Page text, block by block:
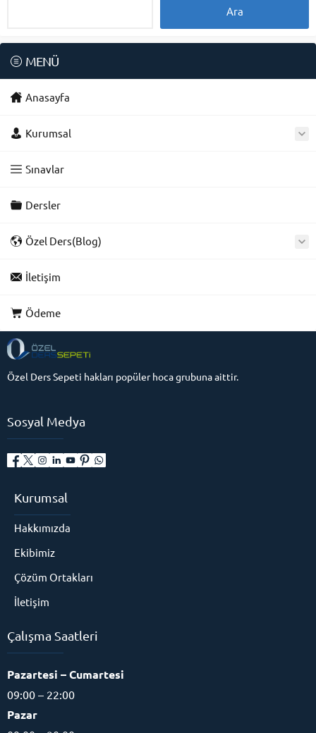
MENÜ
Anasayfa
Kurumsal
Sınavlar
Dersler
Özel Ders(Blog)
İletişim
Ödeme
Özel Ders Sepeti hakları popüler hoca grubuna aittir.
Sosyal Medya
Kurumsal
Hakkımızda
Ekibimiz
Çözüm Ortakları
İletişim
Çalışma Saatleri
Pazartesi – Cumartesi
09:00 – 22:00
Pazar